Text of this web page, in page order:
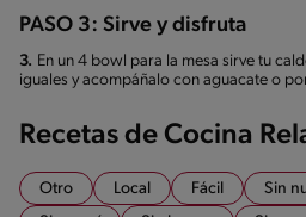
PASO 3: Sirve y disfruta
3. En un 4 bowl para la mesa sirve tu
iguales y acompáñalo con aguacate o
Recetas de Cocina
Otro Local Fácil
Sin